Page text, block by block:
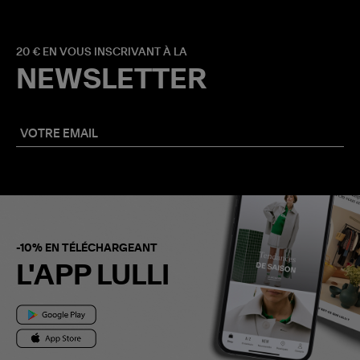
20 € EN VOUS INSCRIVANT À LA
NEWSLETTER
-10% EN TÉLÉCHARGEANT
L'APP LULLI